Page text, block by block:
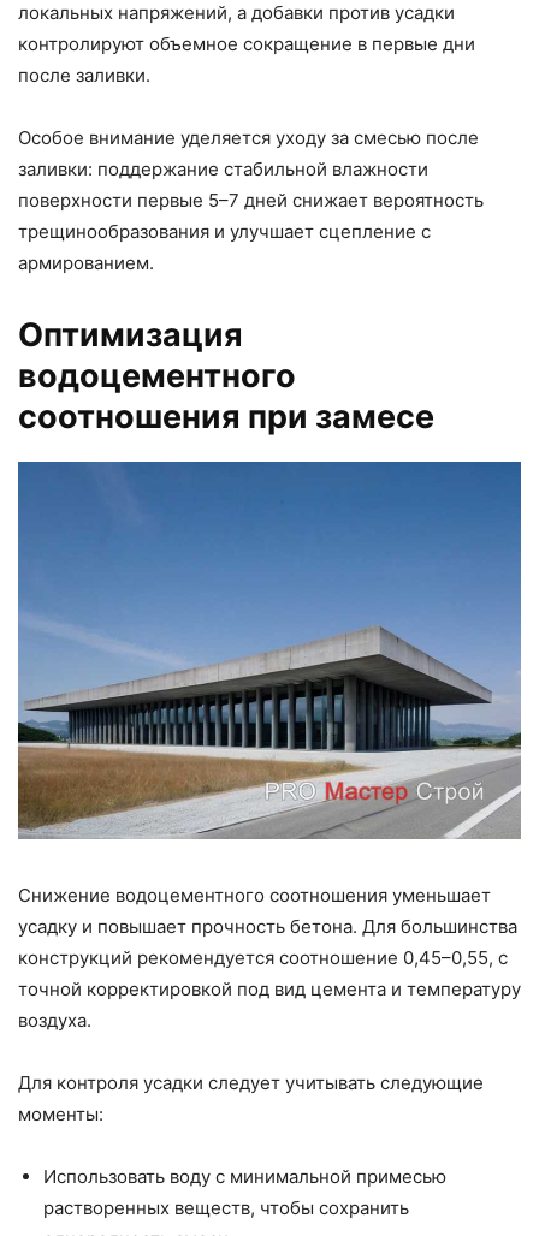
локальных напряжений, а добавки против усадки
контролируют объемное сокращение в первые дни
после заливки.
Особое внимание уделяется уходу за смесью после
заливки: поддержание стабильной влажности
поверхности первые 5–7 дней снижает вероятность
трещинообразования и улучшает сцепление с
армированием.
Оптимизация
водоцементного
соотношения при замесе
Снижение водоцементного соотношения уменьшает
усадку и повышает прочность бетона. Для большинства
конструкций рекомендуется соотношение 0,45–0,55, с
точной корректировкой под вид цемента и температуру
воздуха.
Для контроля усадки следует учитывать следующие
моменты:
Использовать воду с минимальной примесью
растворенных веществ, чтобы сохранить